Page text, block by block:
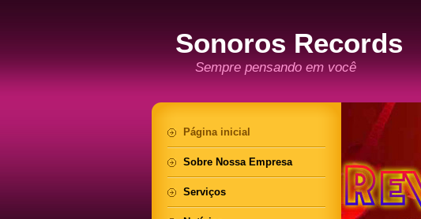
Sonoros Records
Sempre pensando em você
Página inicial
Sobre Nossa Empresa
Serviços